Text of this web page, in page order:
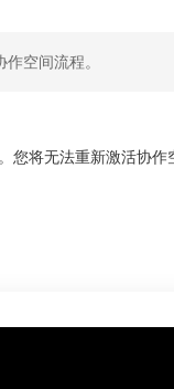
空间流程。
您将无法重新激活协